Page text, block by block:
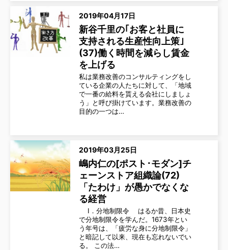
2019年04月17日
新谷千里の｢お客と社員に
支持される生産性向上策｣
(37)働く時間を減らし賃金
を上げる
私は業務改善のコンサルティングをし
ている企業の人たちに対して、「地域
で一番の給料を貰える会社にしましょ
う」と呼び掛けています。業務改善の
目的の一つは…
2019年03月25日
嶋内仁の[ポスト･モダン]チ
ェーンストア組織論(72)
「たわけ」が愚かでなくな
る経営
Ⅰ．分地制限令 はるか昔、日本史
で分地制限令を学んだ。1673年とい
う年号は、「疲労な身に分地制限令」
と暗記して以来、現在も忘れないでい
る。 この法…